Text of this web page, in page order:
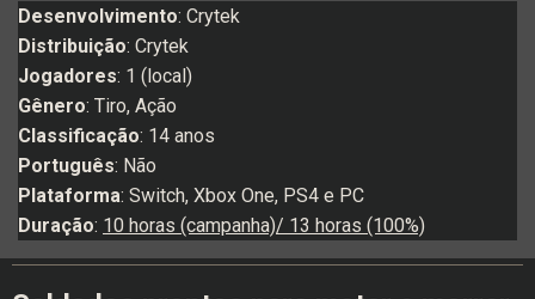
Desenvolvimento: Crytek
Distribuição: Crytek
Jogadores: 1 (local)
Gênero: Tiro, Ação
Classificação: 14 anos
Português: Não
Plataforma: Switch, Xbox One, PS4 e PC
Duração: 10 horas (campanha)/ 13 horas (100%)